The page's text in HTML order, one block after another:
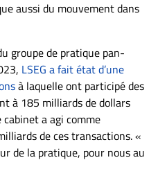
aussi du mouvement dans
groupe de pratique pan-
LSEG a fait état d’une
à laquelle ont participé des
à 185 milliards de dollars
a agi comme
de ces transactions. «
de la pratique, pour nous au